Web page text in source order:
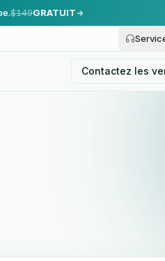
$149GRATUIT
Contactez les